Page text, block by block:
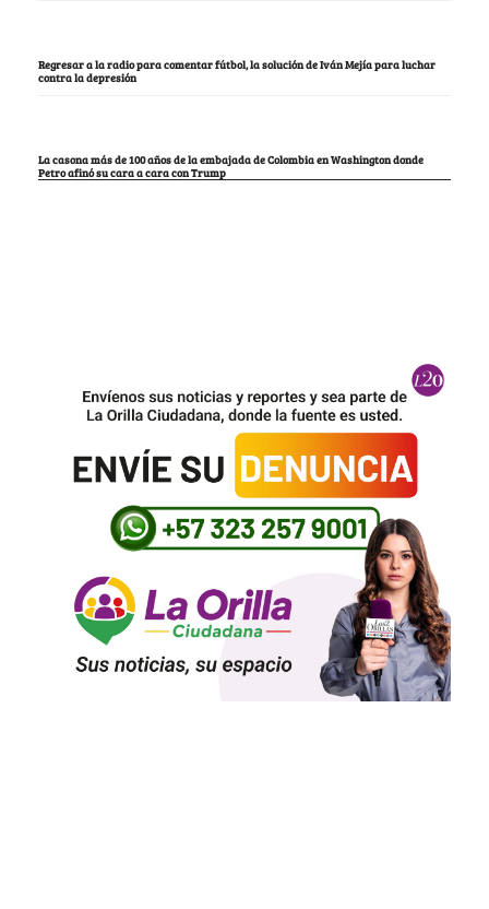
Regresar a la radio para comentar fútbol, la solución de Iván Mejía para luchar
contra la depresión
La casona más de 100 años de la embajada de Colombia en Washington donde
Petro afinó su cara a cara con Trump